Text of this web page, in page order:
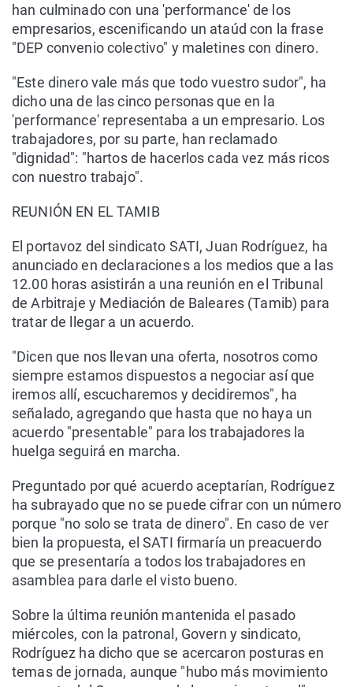
han culminado con una 'performance' de los
empresarios, escenificando un ataúd con la frase
"DEP convenio colectivo" y maletines con dinero.
"Este dinero vale más que todo vuestro sudor", ha
dicho una de las cinco personas que en la
'performance' representaba a un empresario. Los
trabajadores, por su parte, han reclamado
"dignidad": "hartos de hacerlos cada vez más ricos
con nuestro trabajo".
REUNIÓN EN EL TAMIB
El portavoz del sindicato SATI, Juan Rodríguez, ha
anunciado en declaraciones a los medios que a las
12.00 horas asistirán a una reunión en el Tribunal
de Arbitraje y Mediación de Baleares (Tamib) para
tratar de llegar a un acuerdo.
"Dicen que nos llevan una oferta, nosotros como
siempre estamos dispuestos a negociar así que
iremos allí, escucharemos y decidiremos", ha
señalado, agregando que hasta que no haya un
acuerdo "presentable" para los trabajadores la
huelga seguirá en marcha.
Preguntado por qué acuerdo aceptarían, Rodríguez
ha subrayado que no se puede cifrar con un número
porque "no solo se trata de dinero". En caso de ver
bien la propuesta, el SATI firmaría un preacuerdo
que se presentaría a todos los trabajadores en
asamblea para darle el visto bueno.
Sobre la última reunión mantenida el pasado
miércoles, con la patronal, Govern y sindicato,
Rodríguez ha dicho que se acercaron posturas en
temas de jornada, aunque "hubo más movimiento